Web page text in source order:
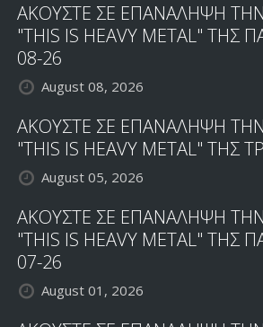
ΑΚΟΥΣΤΕ ΣΕ ΕΠΑΝΑΛΗΨΗ
"THIS IS HEAVY METAL" ΤΗΣ
08-26
August 08, 2026
ΑΚΟΥΣΤΕ ΣΕ ΕΠΑΝΑΛΗΨΗ
"THIS IS HEAVY METAL" ΤΗΣ
August 05, 2026
ΑΚΟΥΣΤΕ ΣΕ ΕΠΑΝΑΛΗΨΗ
"THIS IS HEAVY METAL" ΤΗΣ
07-26
August 01, 2026